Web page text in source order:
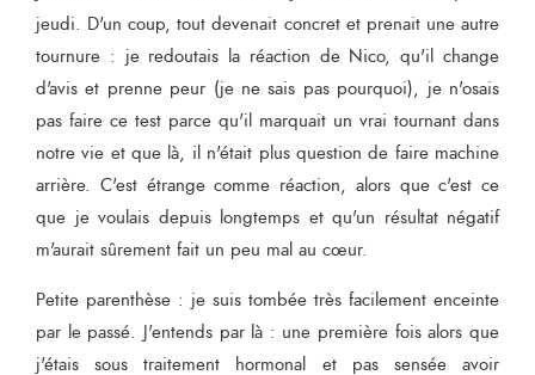
jeudi. D'un coup, tout devenait concret et prenait une autre
tournure : je redoutais la réaction de Nico, qu'il change
d'avis et prenne peur (je ne sais pas pourquoi), je n'osais
pas faire ce test parce qu'il marquait un vrai tournant dans
notre vie et que là, il n'était plus question de faire machine
arrière. C'est étrange comme réaction, alors que c'est ce
que je voulais depuis longtemps et qu'un résultat négatif
m'aurait sûrement fait un peu mal au cœur.
Petite parenthèse : je suis tombée très facilement enceinte
par le passé. J'entends par là : une première fois alors que
j'étais sous traitement hormonal et pas sensée avoir